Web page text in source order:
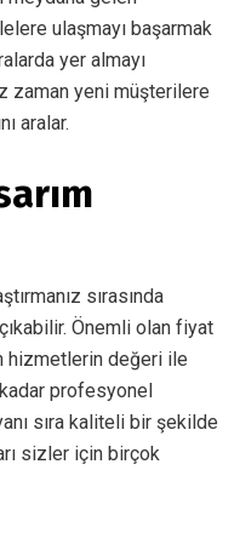
ulaşmayı başarmak
yer almayı
zaman yeni müşterilere
aralar.
sırasında
Önemli olan fiyat
hizmetlerin değeri ile
profesyonel
sıra kaliteli bir şekilde
sizler için birçok